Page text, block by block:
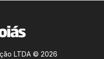
LTDA © 2026